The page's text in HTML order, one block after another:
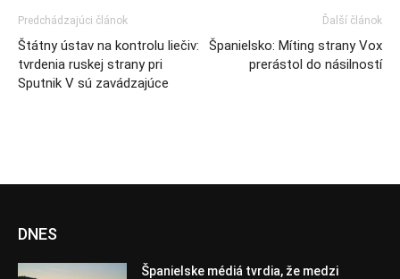
Predchádzajúci článok
Štátny ústav na kontrolu liečiv:
tvrdenia ruskej strany pri
Sputnik V sú zavádzajúce
Ďalší článok
Španielsko: Míting strany Vox
prerástol do násilností
DNES
Španielske médiá tvrdia, že medzi